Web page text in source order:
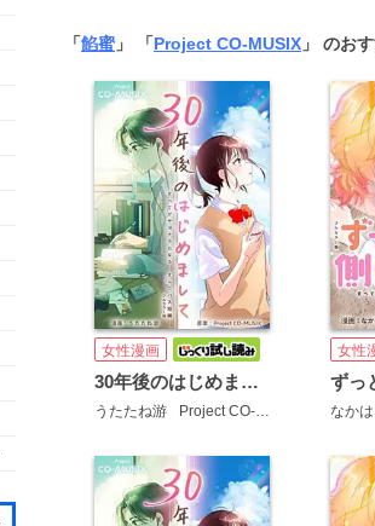
「餡蜜 」 「Project CO-MUSIX 」 のお
女性漫画
30年後のはじめまして ―すべてがサヨナラになる オムニバス短編 ―【フルカラー版】
うたたね游 Project CO-MUSIX
女性
なか